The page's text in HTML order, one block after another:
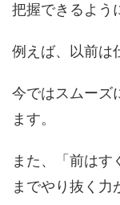
把握できるよう
例えば、以前は
今ではスムーズ
ます。
また、「前はす
までやり抜く力